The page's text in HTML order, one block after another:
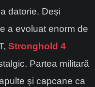
datorie. Deși
a evoluat enorm de
Stronghold 4
Partea militară
și capcane ca